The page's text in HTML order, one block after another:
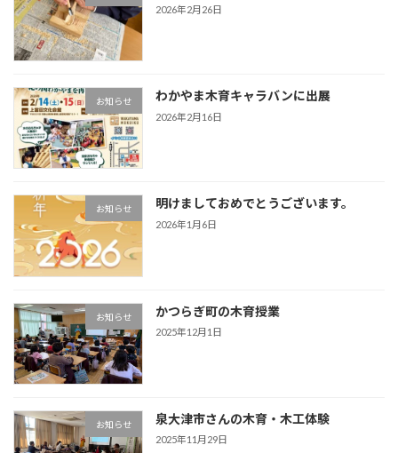
2026年2月26日
お知らせ わかやま木育キャラバンに出展
2026年2月16日
お知らせ 明けましておめでとうございます。
2026年1月6日
お知らせ かつらぎ町の木育授業
2025年12月1日
お知らせ 泉大津市さんの木育・木工体験
2025年11月29日